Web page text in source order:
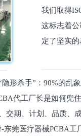
我们取得
这标志着
定了坚实
形杀手”：90%的乱
代工厂长是如何兜
交期、计划、品质
莞医疗器械PCBA工